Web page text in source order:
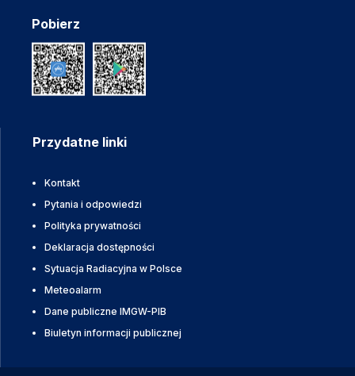
Pobierz
Przydatne linki
Kontakt
Pytania i odpowiedzi
Polityka prywatności
Deklaracja dostępności
Sytuacja Radiacyjna w Polsce
Meteoalarm
Dane publiczne IMGW-PIB
Biuletyn informacji publicznej